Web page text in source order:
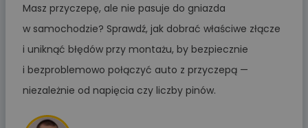
Masz przyczepę, ale nie pasuje do gniazda
w samochodzie? Sprawdź, jak dobrać właściwe złącze
i uniknąć błędów przy montażu, by bezpiecznie
i bezproblemowo połączyć auto z przyczepą —
niezależnie od napięcia czy liczby pinów.